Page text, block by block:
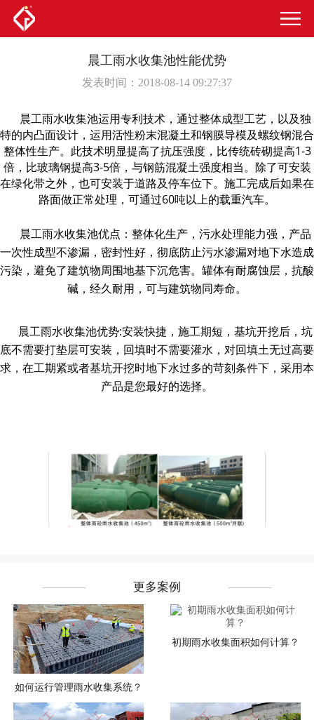
晨工雨水收集池性能优势
发表时间：2018-08-14 09:27:37
晨工雨水收集池运用专利技术，通过整体成型工艺，以及独
特的内凸面设计，运用活性粉末混凝土和钢膜导模及螺纹钢混合
整体性生产。此技术明显提高了抗压强度，比传统砖砌提高1-3
倍，比玻璃钢提高3-5倍，与钢筋混凝土强度相当。除了可安装
在绿化带之外，也可安装于道路及停车位下。施工完成后如果在
路面做正常处理，可通过60吨以上的载重汽车。
晨工雨水收集池优点：整体化生产，污水处理能力强，产品
一次性成型不渗漏，密封性好，彻底防止污水渗漏对地下水造成
污染，避免了建筑物周围地基下沉危害。罐体有耐腐蚀层，抗酸
碱，经久耐用，可与建筑物同寿命。
晨工雨水收集池优势:安装快捷，施工期短，基坑开挖后，坑
底不需要打垫层可安装，回填时不需要灌水，对回填土无过高要
求，在工期紧或者基坑开挖时地下水过多的苛刻条件下，采用本
产品是您最好的选择。
更多案例
如何运行管理雨水收集系统？
初期雨水收集面积如何计算？